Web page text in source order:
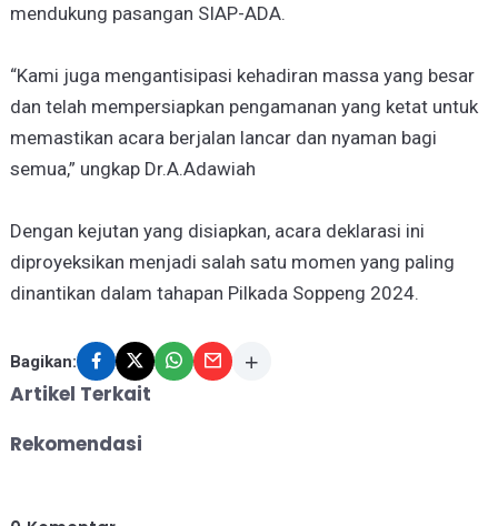
mendukung pasangan SIAP-ADA.
“Kami juga mengantisipasi kehadiran massa yang besar
dan telah mempersiapkan pengamanan yang ketat untuk
memastikan acara berjalan lancar dan nyaman bagi
semua,” ungkap Dr.A.Adawiah
Dengan kejutan yang disiapkan, acara deklarasi ini
diproyeksikan menjadi salah satu momen yang paling
dinantikan dalam tahapan Pilkada Soppeng 2024.
Bagikan:
Artikel Terkait
Rekomendasi